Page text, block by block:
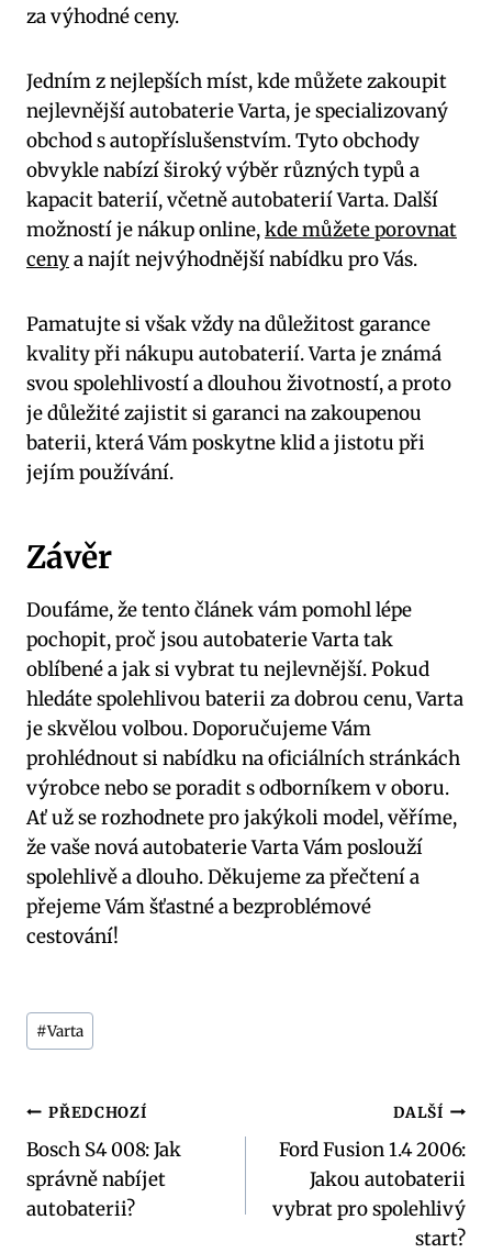
za výhodné ceny.
Jedním‍ z nejlepších míst, kde můžete zakoupit
⁢nejlevnější autobaterie Varta, je specializovaný ​
obchod s autopříslušenstvím. Tyto obchody
obvykle nabízí široký výběr ⁣různých typů a
kapacit baterií, včetně autobaterií‌ Varta. Další
možností je ⁣nákup online,kde můžete porovnat
cenya najít nejvýhodnější ‌nabídku pro Vás.
Pamatujte si však vždy‍ na důležitost garance
kvality při nákupu autobaterií. ​Varta je známá​
svou spolehlivostí a dlouhou životností, a proto
je⁣ důležité zajistit si garanci na‌ zakoupenou
baterii, která Vám ‌poskytne klid ​a jistotu⁤ při
jejím používání.
Závěr
Doufáme, že ⁣tento článek vám pomohl lépe
pochopit, proč jsou autobaterie Varta tak
oblíbené a jak si vybrat tu nejlevnější. Pokud
hledáte spolehlivou baterii za dobrou cenu,​ Varta
je skvělou volbou. Doporučujeme ⁤Vám
prohlédnout si nabídku na oficiálních stránkách
výrobce nebo se poradit s odborníkem v oboru.
Ať už se rozhodnete pro jakýkoli model, věříme,
že vaše nová autobaterie Varta Vám ⁢poslouží
spolehlivě a dlouho. Děkujeme za přečtení a
‌přejeme Vám šťastné a bezproblémové
cestování!
Štítky
příspěvků:
#Varta
Navigace
pro
příspěvek
PŘEDCHOZÍ
Bosch S4 008: Jak
správně nabíjet
autobaterii?
DALŠÍ
Ford Fusion 1.4 2006:
Jakou autobaterii
vybrat pro spolehlivý
start?